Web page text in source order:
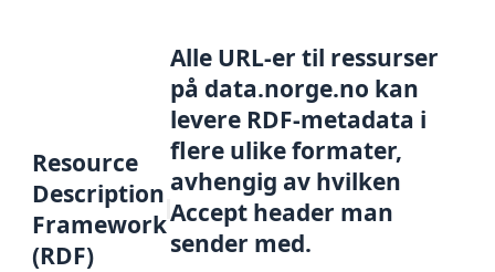
Resource
Description
Framework
(RDF)
Alle URL-er til ressurser
på data.norge.no kan
levere RDF-metadata i
flere ulike formater,
avhengig av hvilken
Accept header man
sender med.